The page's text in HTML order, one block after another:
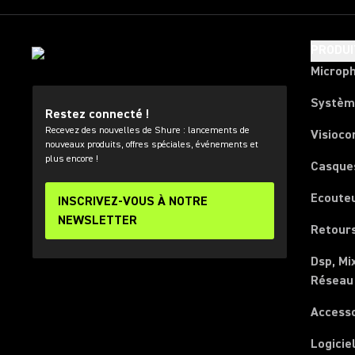
Restez connecté !
Recevez des nouvelles de Shure : lancements de
nouveaux produits, offres spéciales, événements et
plus encore !
INSCRIVEZ-VOUS À NOTRE
NEWSLETTER
Dsp,
Réseau